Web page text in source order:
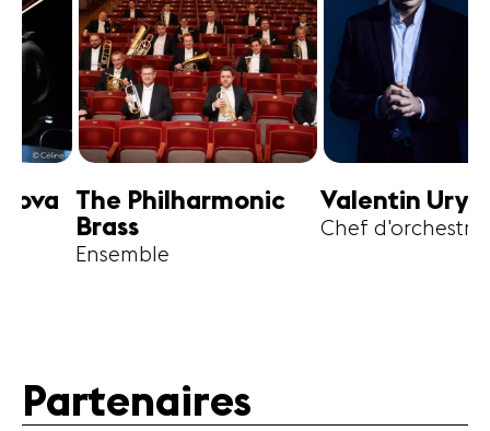
Valentin Uryupin
Chef d'orchestre
Amihai
Alto
Partenaires